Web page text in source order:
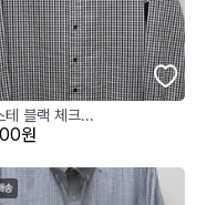
테 블랙 체크...
원